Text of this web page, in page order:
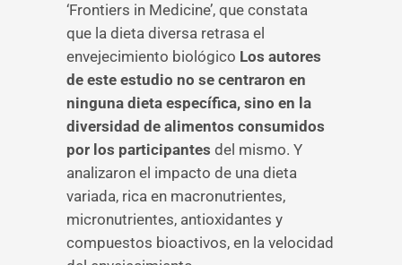
‘Frontiers in Medicine’, que constata
que la dieta diversa retrasa el
envejecimiento biológico Los autores
de este estudio no se centraron en
ninguna dieta específica, sino en la
diversidad de alimentos consumidos
por los participantes del mismo. Y
analizaron el impacto de una dieta
variada, rica en macronutrientes,
micronutrientes, antioxidantes y
compuestos bioactivos, en la velocidad